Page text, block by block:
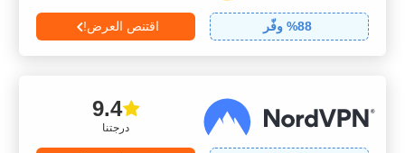
88% وفّر اقتنص العرض!
درجتنا
9.4